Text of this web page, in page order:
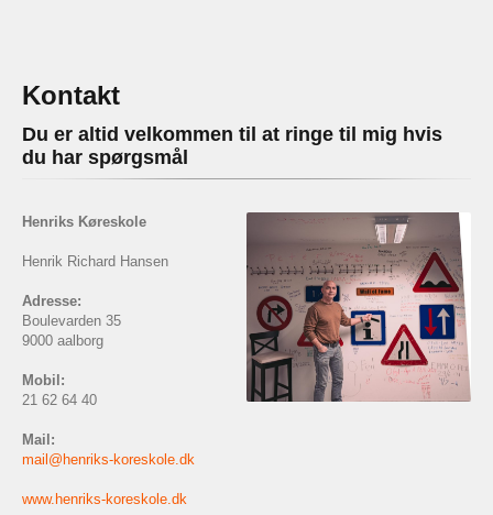
Kontakt
Du er altid velkommen til at ringe til mig hvis
du har spørgsmål
Henriks Køreskole
Henrik Richard Hansen
Adresse:
Boulevarden 35
9000 aalborg
Mobil:
21 62 64 40
Mail:
mail@henriks-koreskole.dk
www.henriks-koreskole.dk